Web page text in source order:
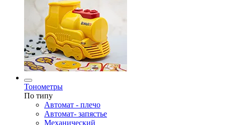
Тонометры
По типу
Автомат - плечо
Автомат- запястье
Механический